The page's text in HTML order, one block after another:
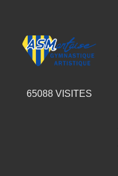
65088VISITES